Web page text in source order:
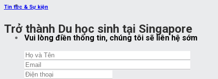
Vui lòng điền thông tin, chúng tôi sẽ liên hệ sớm
Tin tức & Sự kiện
Trở thành Du học sinh tại Singapore